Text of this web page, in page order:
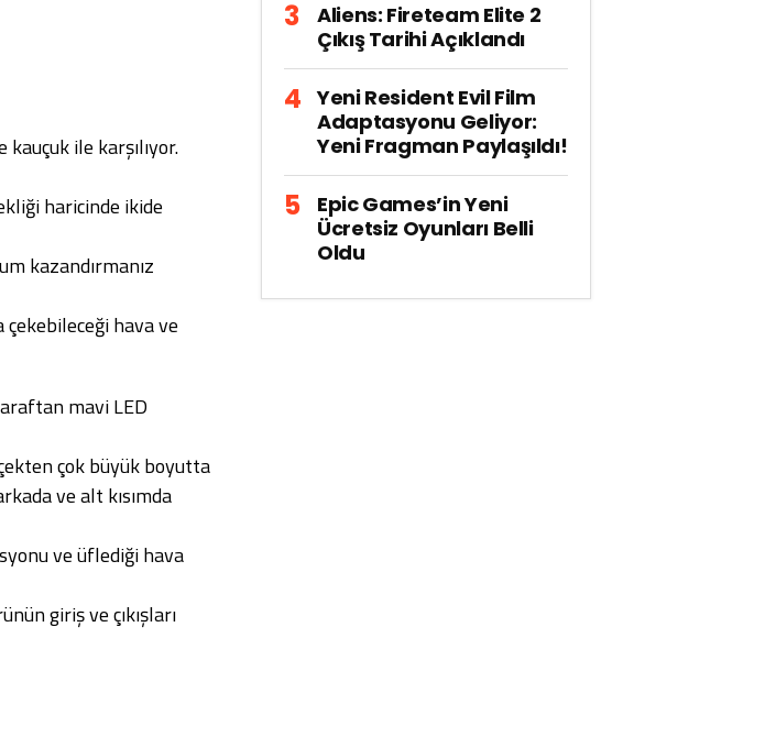
ile karşılıyor.
haricinde ikide
kazandırmanız
hava ve
mavi LED
çok büyük boyutta
ve alt kısımda
ve üflediği hava
giriş ve çıkışları
Aliens: Fireteam Elite 2
Çıkış Tarihi Açıklandı
Yeni Resident Evil Film
Adaptasyonu Geliyor:
Yeni Fragman Paylaşıldı!
Epic Games’in Yeni
Ücretsiz Oyunları Belli
Oldu